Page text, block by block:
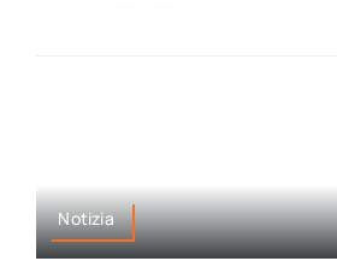
Notizia